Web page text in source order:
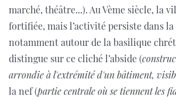
marché, théâtre...). Au Vème siècle, la
fortifiée, mais l’activité persiste dans
notamment autour de la basilique
distingue sur ce cliché l’abside (
arrondie à l'extrémité d'un bâtiment,
la nef (partie centrale où se tiennent les